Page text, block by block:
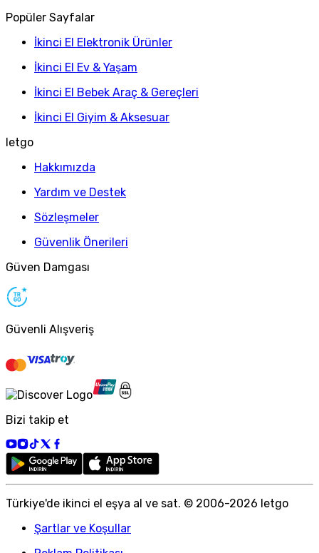
Popüler Sayfalar
İkinci El Elektronik Ürünler
İkinci El Ev & Yaşam
İkinci El Bebek Araç & Gereçleri
İkinci El Giyim & Aksesuar
letgo
Hakkımızda
Yardım ve Destek
Sözleşmeler
Güvenlik Önerileri
Güven Damgası
Güvenli Alışveriş
Bizi takip et
Türkiye'de ikinci el eşya al ve sat. © 2006-2026 letgo
Şartlar ve Koşullar